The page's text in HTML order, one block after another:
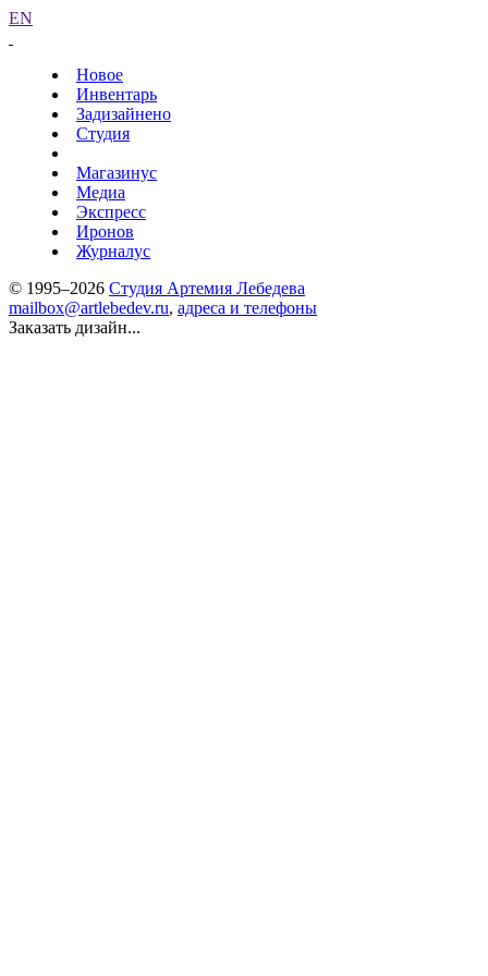
EN
Новое
Инвентарь
Задизайнено
Студия
Магазинус
Медиа
Экспресс
Иронов
Журналус
© 1995–2026 Студия Артемия Лебедева
mailbox@artlebedev.ru, адреса и телефоны
Заказать дизайн...